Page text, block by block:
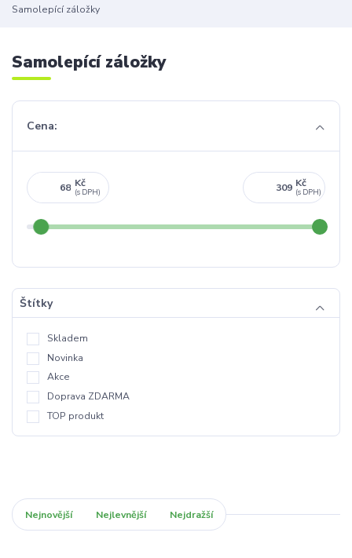
Samolepící záložky
Samolepící záložky
Cena:
Kč Kč
Štítky
Skladem
Novinka
Akce
Doprava ZDARMA
TOP produkt
Nejnovější Nejlevnější Nejdražší